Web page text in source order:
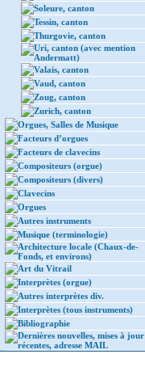
Soleure, canton
Tessin, canton
Thurgovie, canton
Uri, canton (avec mention
Andermatt)
Valais, canton
Vaud, canton
Zoug, canton
Zurich, canton
Orgues, Salles de Musique
Facteurs d’orgues
Facteurs de clavecins
Compositeurs (orgue)
Compositeurs (divers)
Clavecins
Orgues
Autres instruments
Musique (terminologie)
Architecture locale (Chaux-de-
Fonds, et environs)
Art du Vitrail
Interprètes (orgue)
Autres interprètes div.
Interprètes (tous instruments)
Bibliographie
Dernières nouvelles, mises à jour
récentes, adresse MAIL